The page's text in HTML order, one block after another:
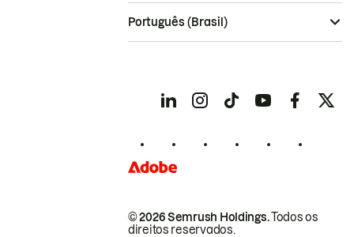
© 2026 Semrush Holdings.Todos os
direitos reservados.
Português (Brasil)